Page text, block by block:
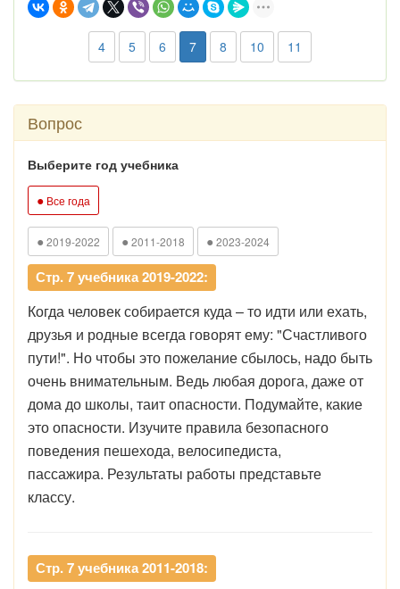
4 5 6 7 8 10 11
Вопрос
Выберите год учебника
● Все года
● 2019-2022 ● 2011-2018 ● 2023-2024
Стр. 7 учебника 2019-2022:
Когда человек собирается куда – то идти или ехать,
друзья и родные всегда говорят ему: "Счастливого
пути!". Но чтобы это пожелание сбылось, надо быть
очень внимательным. Ведь любая дорога, даже от
дома до школы, таит опасности. Подумайте, какие
это опасности. Изучите правила безопасного
поведения пешехода, велосипедиста,
пассажира. Результаты работы представьте
классу.
Стр. 7 учебника 2011-2018: